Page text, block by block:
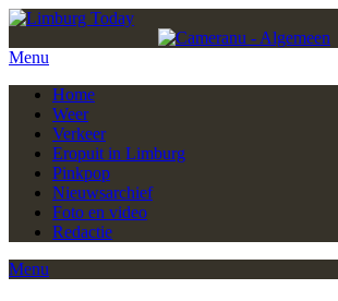
Menu
Home
Weer
Verkeer
Eropuit in Limburg
Pinkpop
Nieuwsarchief
Foto en video
Redactie
Menu